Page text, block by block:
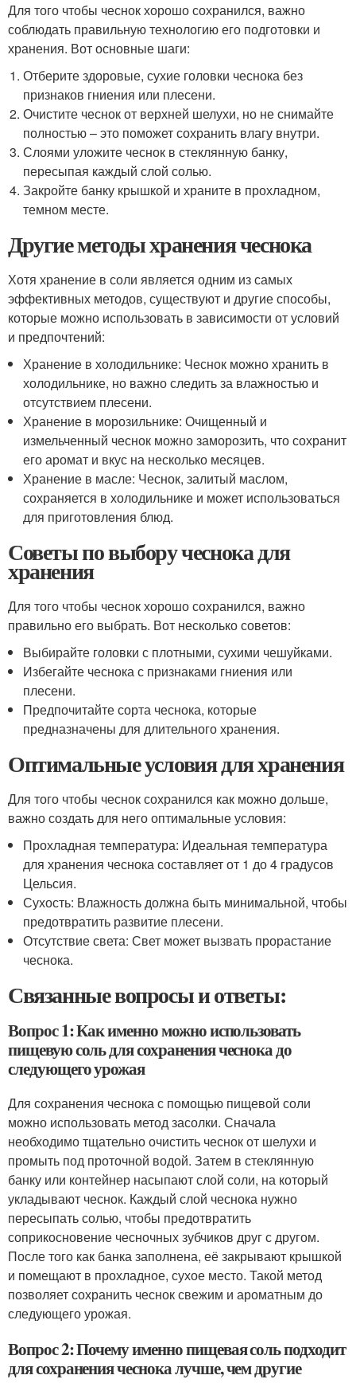
Для того чтобы чеснок хорошо сохранился, важно
соблюдать правильную технологию его подготовки и
хранения. Вот основные шаги:
Отберите здоровые, сухие головки чеснока без
признаков гниения или плесени.
Очистите чеснок от верхней шелухи, но не снимайте
полностью – это поможет сохранить влагу внутри.
Слоями уложите чеснок в стеклянную банку,
пересыпая каждый слой солью.
Закройте банку крышкой и храните в прохладном,
темном месте.
Другие методы хранения чеснока
Хотя хранение в соли является одним из самых
эффективных методов, существуют и другие способы,
которые можно использовать в зависимости от условий
и предпочтений:
Хранение в холодильнике: Чеснок можно хранить в
холодильнике, но важно следить за влажностью и
отсутствием плесени.
Хранение в морозильнике: Очищенный и
измельченный чеснок можно заморозить, что сохранит
его аромат и вкус на несколько месяцев.
Хранение в масле: Чеснок, залитый маслом,
сохраняется в холодильнике и может использоваться
для приготовления блюд.
Советы по выбору чеснока для
хранения
Для того чтобы чеснок хорошо сохранился, важно
правильно его выбрать. Вот несколько советов:
Выбирайте головки с плотными, сухими чешуйками.
Избегайте чеснока с признаками гниения или
плесени.
Предпочитайте сорта чеснока, которые
предназначены для длительного хранения.
Оптимальные условия для хранения
Для того чтобы чеснок сохранился как можно дольше,
важно создать для него оптимальные условия:
Прохладная температура: Идеальная температура
для хранения чеснока составляет от 1 до 4 градусов
Цельсия.
Сухость: Влажность должна быть минимальной, чтобы
предотвратить развитие плесени.
Отсутствие света: Свет может вызвать прорастание
чеснока.
Связанные вопросы и ответы:
Вопрос 1: Как именно можно использовать
пищевую соль для сохранения чеснока до
следующего урожая
Для сохранения чеснока с помощью пищевой соли
можно использовать метод засолки. Сначала
необходимо тщательно очистить чеснок от шелухи и
промыть под проточной водой. Затем в стеклянную
банку или контейнер насыпают слой соли, на который
укладывают чеснок. Каждый слой чеснока нужно
пересыпать солью, чтобы предотвратить
соприкосновение чесночных зубчиков друг с другом.
После того как банка заполнена, её закрывают крышкой
и помещают в прохладное, сухое место. Такой метод
позволяет сохранить чеснок свежим и ароматным до
следующего урожая.
Вопрос 2: Почему именно пищевая соль подходит
для сохранения чеснока лучше, чем другие